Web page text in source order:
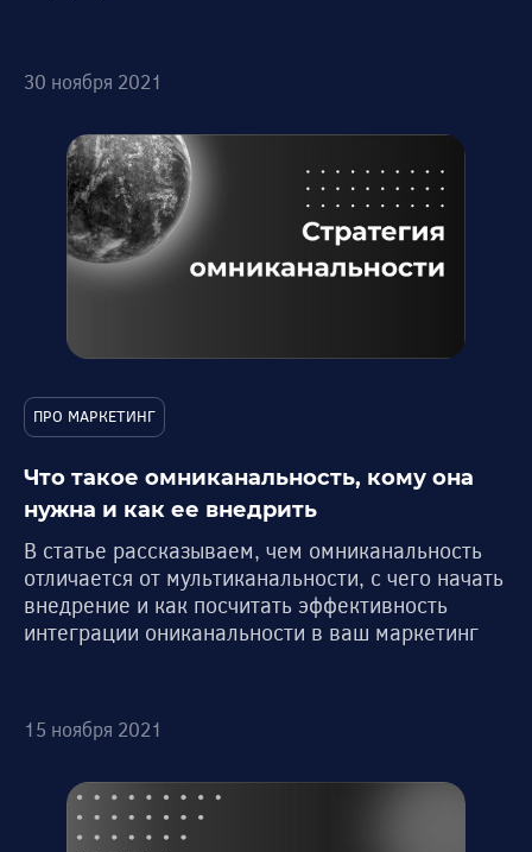
30 ноября 2021
ПРО МАРКЕТИНГ
Что такое омниканальность, кому она
нужна и как ее внедрить
В статье рассказываем, чем омниканальность
отличается от мультиканальности, с чего начать
внедрение и как посчитать эффективность
интеграции ониканальности в ваш маркетинг
15 ноября 2021